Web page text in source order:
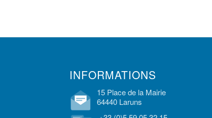
INFORMATIONS
15 Place de la Mairie
64440 Laruns